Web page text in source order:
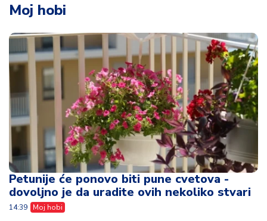
Moj hobi
Petunije će ponovo biti pune cvetova -
dovoljno je da uradite ovih nekoliko stvari
14:39 Moj hobi